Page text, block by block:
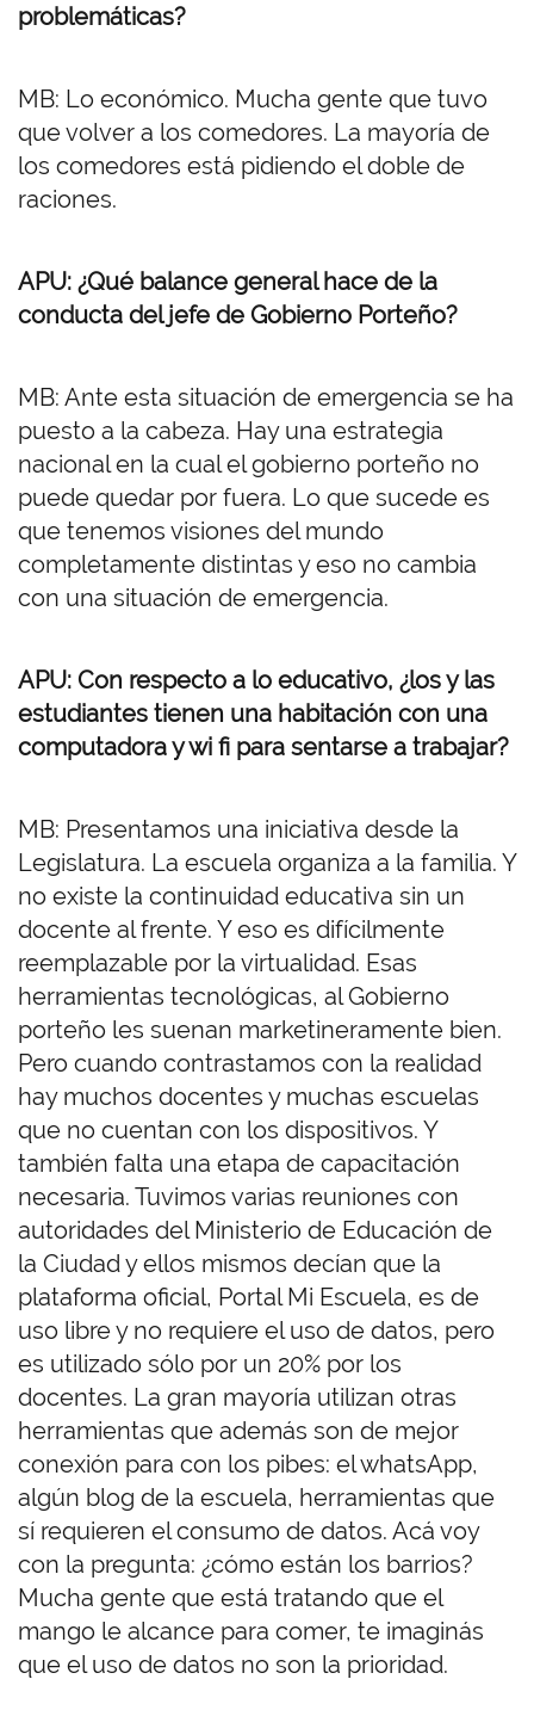
problemáticas?
MB: Lo económico. Mucha gente que tuvo
que volver a los comedores. La mayoría de
los comedores está pidiendo el doble de
raciones.
APU: ¿Qué balance general hace de la
conducta del jefe de Gobierno Porteño?
MB: Ante esta situación de emergencia se ha
puesto a la cabeza. Hay una estrategia
nacional en la cual el gobierno porteño no
puede quedar por fuera. Lo que sucede es
que tenemos visiones del mundo
completamente distintas y eso no cambia
con una situación de emergencia.
APU: Con respecto a lo educativo, ¿los y las
estudiantes tienen una habitación con una
computadora y wi fi para sentarse a trabajar?
MB: Presentamos una iniciativa desde la
Legislatura. La escuela organiza a la familia. Y
no existe la continuidad educativa sin un
docente al frente. Y eso es difícilmente
reemplazable por la virtualidad. Esas
herramientas tecnológicas, al Gobierno
porteño les suenan marketineramente bien.
Pero cuando contrastamos con la realidad
hay muchos docentes y muchas escuelas
que no cuentan con los dispositivos. Y
también falta una etapa de capacitación
necesaria. Tuvimos varias reuniones con
autoridades del Ministerio de Educación de
la Ciudad y ellos mismos decían que la
plataforma oficial, Portal Mi Escuela, es de
uso libre y no requiere el uso de datos, pero
es utilizado sólo por un 20% por los
docentes. La gran mayoría utilizan otras
herramientas que además son de mejor
conexión para con los pibes: el whatsApp,
algún blog de la escuela, herramientas que
sí requieren el consumo de datos. Acá voy
con la pregunta: ¿cómo están los barrios?
Mucha gente que está tratando que el
mango le alcance para comer, te imaginás
que el uso de datos no son la prioridad.